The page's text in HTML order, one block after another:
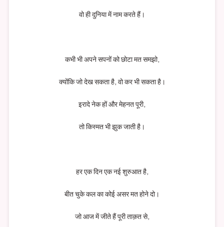
वो ही दुनिया में नाम करते हैं।
कभी भी अपने सपनों को छोटा मत समझो,
क्योंकि जो देख सकता है, वो कर भी सकता है।
इरादे नेक हों और मेहनत पूरी,
तो किस्मत भी झुक जाती है।
हर एक दिन एक नई शुरुआत है,
बीत चुके कल का कोई असर मत होने दो।
जो आज में जीते हैं पूरी ताक़त से,